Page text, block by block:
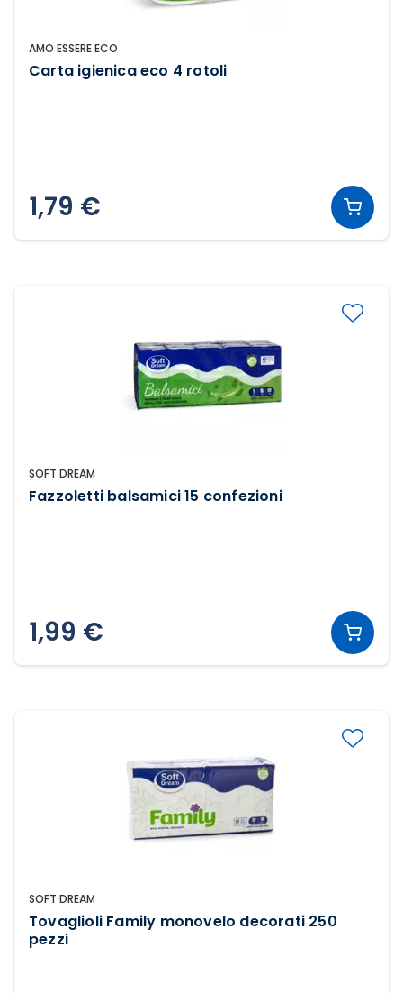
AMO ESSERE ECO
Carta igienica eco 4 rotoli
1,79 €
SOFT DREAM
Fazzoletti balsamici 15 confezioni
1,99 €
SOFT DREAM
Tovaglioli Family monovelo decorati 250
pezzi